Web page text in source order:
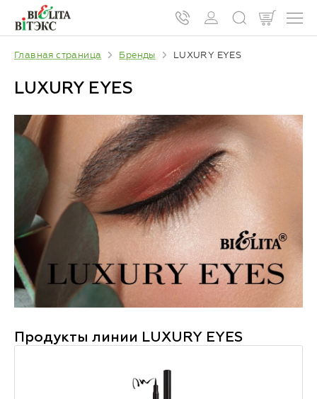
Главная страница Бренды LUXURY EYES
LUXURY EYES
Продукты линии LUXURY EYES